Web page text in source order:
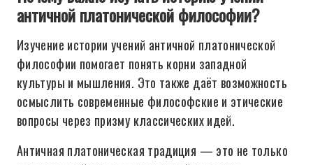
античной платонической философии?
Изучение истории учений античной платонической
философии помогает понять корни западной
культуры и мышления. Это также даёт возможность
осмыслить современные философские и этические
вопросы через призму классических идей.
Античная платоническая традиция — это не только